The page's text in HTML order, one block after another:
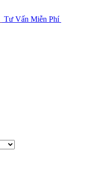
Tư Vấn Miễn Phí